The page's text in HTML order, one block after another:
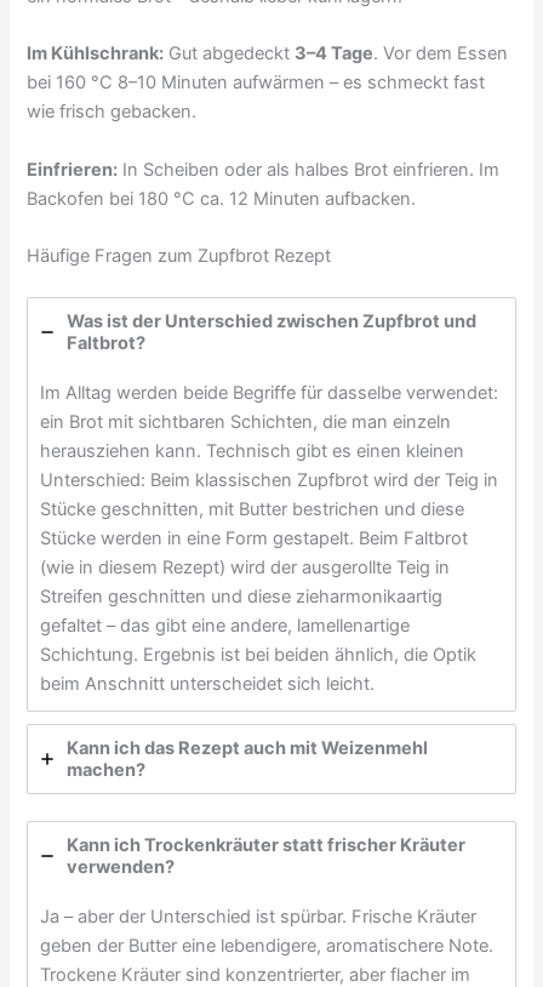
Im Kühlschrank: Gut abgedeckt 3–4 Tage. Vor dem Essen
bei 160 °C 8–10 Minuten aufwärmen – es schmeckt fast
wie frisch gebacken.
Einfrieren: In Scheiben oder als halbes Brot einfrieren. Im
Backofen bei 180 °C ca. 12 Minuten aufbacken.
Häufige Fragen zum Zupfbrot Rezept
Was ist der Unterschied zwischen Zupfbrot und
Faltbrot?
Im Alltag werden beide Begriffe für dasselbe verwendet:
ein Brot mit sichtbaren Schichten, die man einzeln
herausziehen kann. Technisch gibt es einen kleinen
Unterschied: Beim klassischen Zupfbrot wird der Teig in
Stücke geschnitten, mit Butter bestrichen und diese
Stücke werden in eine Form gestapelt. Beim Faltbrot
(wie in diesem Rezept) wird der ausgerollte Teig in
Streifen geschnitten und diese zieharmonikaartig
gefaltet – das gibt eine andere, lamellenartige
Schichtung. Ergebnis ist bei beiden ähnlich, die Optik
beim Anschnitt unterscheidet sich leicht.
Kann ich das Rezept auch mit Weizenmehl
machen?
Kann ich Trockenkräuter statt frischer Kräuter
verwenden?
Ja – aber der Unterschied ist spürbar. Frische Kräuter
geben der Butter eine lebendigere, aromatischere Note.
Trockene Kräuter sind konzentrierter, aber flacher im